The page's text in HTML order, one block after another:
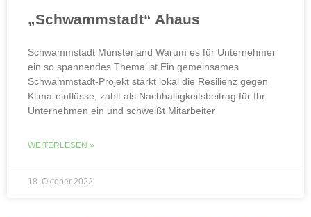
„Schwammstadt“ Ahaus
Schwammstadt Münsterland Warum es für Unternehmer
ein so spannendes Thema ist Ein gemeinsames
Schwammstadt-Projekt stärkt lokal die Resilienz gegen
Klima-einflüsse, zahlt als Nachhaltigkeitsbeitrag für Ihr
Unternehmen ein und schweißt Mitarbeiter
WEITERLESEN »
18. Oktober 2022